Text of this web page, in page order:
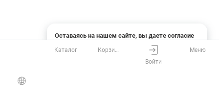
Оставаясь на нашем сайте, вы даете согласие
на использование файлов cookies и сбор данных
системами веб-аналитики
Каталог
Корзина
Войти
Меню